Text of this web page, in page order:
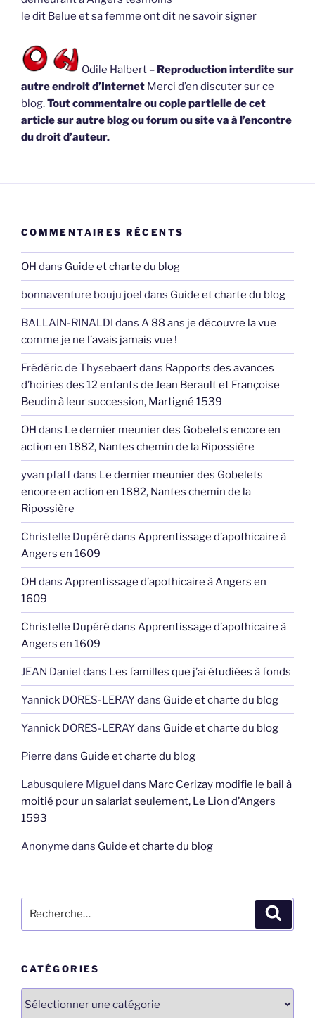
le dit Belue et sa femme ont dit ne savoir signer
Odile Halbert – Reproduction interdite sur
autre endroit d’Internet Merci d’en discuter sur ce
blog.Tout commentaire ou copie partielle de cet
article sur autre blog ou forum ou site va à l’encontre
du droit d’auteur.
COMMENTAIRES RÉCENTS
OH dans Guide et charte du blog
bonnaventure bouju joel dans Guide et charte du blog
BALLAIN-RINALDI dans A 88 ans je découvre la vue
comme je ne l’avais jamais vue !
Frédéric de Thysebaertdans Rapports des avances
d’hoiries des 12 enfants de Jean Berault et Françoise
Beudin à leur succession, Martigné 1539
OH dans Le dernier meunier des Gobelets encore en
action en 1882, Nantes chemin de la Ripossière
yvan pfaffdans Le dernier meunier des Gobelets
encore en action en 1882, Nantes chemin de la
Ripossière
Christelle Dupéré dans Apprentissage d’apothicaire à
Angers en 1609
OH dans Apprentissage d’apothicaire à Angers en
1609
Christelle Dupéré dans Apprentissage d’apothicaire à
Angers en 1609
JEAN Daniel dans Les familles que j’ai étudiées à fonds
Yannick DORES-LERAYdans Guide et charte du blog
Yannick DORES-LERAYdans Guide et charte du blog
Pierre dans Guide et charte du blog
Labusquiere Miguel dans Marc Cerizay modifie le bail à
moitié pour un salariat seulement, Le Lion d’Angers
1593
Anonyme dans Guide et charte du blog
pour
CATÉGORIES